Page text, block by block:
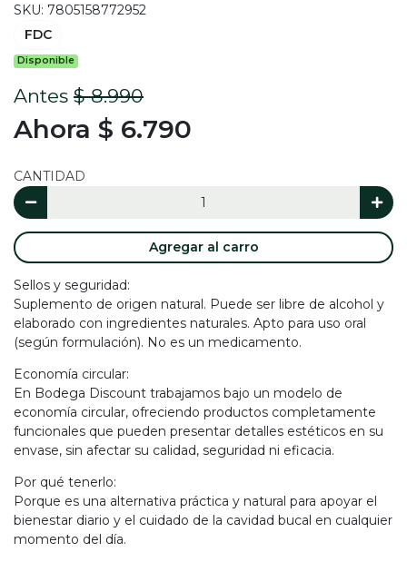
SKU: 7805158772952
FDC
Disponible
Antes $ 8.990
Ahora $ 6.790
CANTIDAD
Agregar al carro
Sellos y seguridad:
Suplemento de origen natural. Puede ser libre de alcohol y
elaborado con ingredientes naturales. Apto para uso oral
(según formulación). No es un medicamento.
Economía circular:
En Bodega Discount trabajamos bajo un modelo de
economía circular, ofreciendo productos completamente
funcionales que pueden presentar detalles estéticos en su
envase, sin afectar su calidad, seguridad ni eficacia.
Por qué tenerlo:
Porque es una alternativa práctica y natural para apoyar el
bienestar diario y el cuidado de la cavidad bucal en cualquier
momento del día.